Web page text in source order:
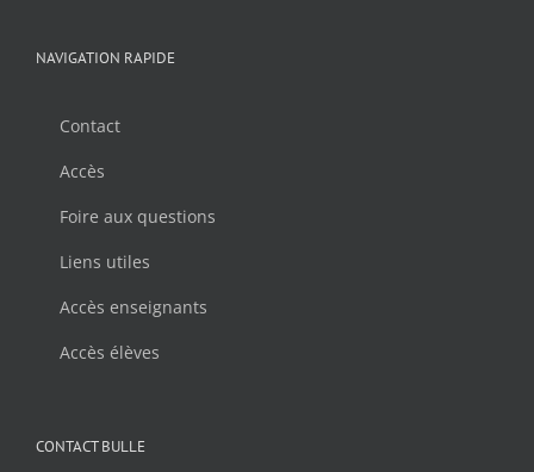
NAVIGATION RAPIDE
Contact
Accès
Foire aux questions
Liens utiles
Accès enseignants
Accès élèves
CONTACT BULLE